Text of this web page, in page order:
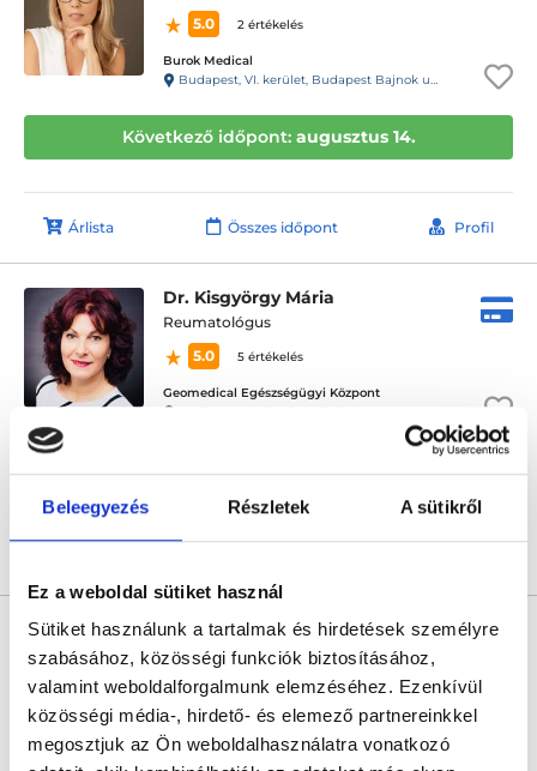
Beleegyezés Részletek A sütikről
Ez a weboldal sütiket használ
Sütiket használunk a tartalmak és hirdetések személyre
szabásához, közösségi funkciók biztosításához,
valamint weboldalforgalmunk elemzéséhez. Ezenkívül
közösségi média-, hirdető- és elemező partnereinkkel
megosztjuk az Ön weboldalhasználatra vonatkozó
5.0
2 értékelés
Burok Medical
Budapest, VI. kerület, Budapest Bajnok utca 13. Bajnok Center
Következő időpont: augusztus 14.
Árlista Összes időpont Profil
Dr. Kisgyörgy Mária
Reumatológus
5.0
5 értékelés
Geomedical Egészségügyi Központ
Következő időpont:augusztus 26.
orvos, aki jogszabályok szerinti szakorvosi szakképesítés
megszerzésére irányuló képzésben vesz részt. Ezen orvosok által
felelősséggel tartozik és azt közvetlenül felügyeli az egészségügyi
szolgáltató szakorvosa az első részvizsgáig, utána pedig a
szakorvosjelölt önállóan láthat el feladatokat. A foglaljorvost.hu
felelősségét kizárja esetleges névazonosságért bármely szakorvos